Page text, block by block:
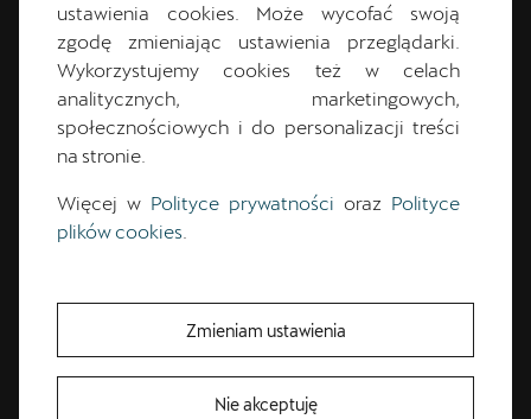
Jakub
+48 32 335 92 31
ustawienia cookies. Może wycofać swoją
zgodę zmieniając ustawienia przeglądarki.
Wykorzystujemy cookies też w celach
analitycznych, marketingowych,
społecznościowych i do personalizacji treści
na stronie.
Więcej w Polityce prywatności oraz Polityce
plików cookies
Zmieniam ustawienia
Nie akceptuję